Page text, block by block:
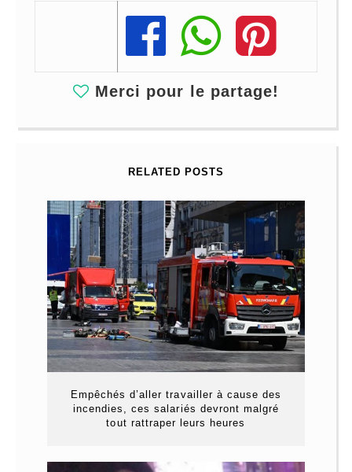
Share
Share
Share
Merci pour le partage!
RELATED POSTS
Empêchés d’aller travailler à cause des
incendies, ces salariés devront malgré
tout rattraper leurs heures